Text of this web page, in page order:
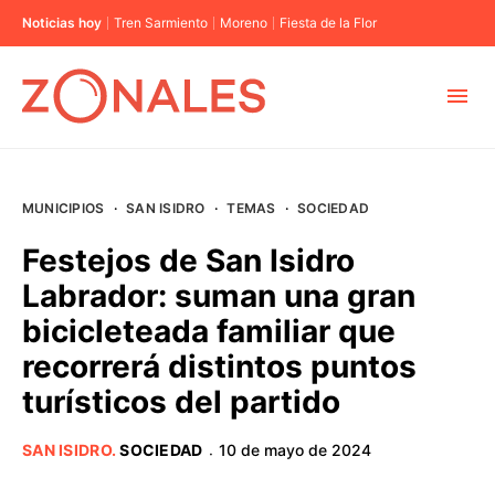
Noticias hoy Tren Sarmiento Moreno Fiesta de la Flor
BUENOS AIRES
PROVINCIAS
MUNICIPIOS · SAN ISIDRO · TEMAS · SOCIEDAD
Festejos de San Isidro
Labrador: suman una gran
bicicleteada familiar que
recorrerá distintos puntos
turísticos del partido
SAN ISIDRO.SOCIEDAD · 10 de mayo de 2024